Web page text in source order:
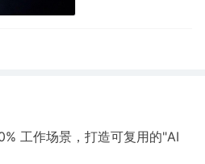
工作场景，打造可复用的"AI